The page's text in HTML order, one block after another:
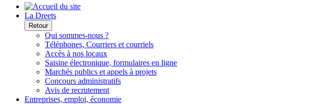
La Dreets
Retour
Qui sommes-nous ?
Téléphones, Courriers et courriels
Accès à nos locaux
Saisine électronique, formulaires en ligne
Marchés publics et appels à projets
Concours administratifs
Avis de recrutement
Entreprises, emploi, économie